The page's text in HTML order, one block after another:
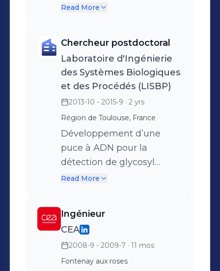
glucidique chez la souris
intestinal
Read More
Chercheur postdoctoral
Laboratoire d'Ingénierie
des Systèmes Biologiques
et des Procédés (LISBP)
2013-10 - 2015-9 · 2 yrs
Région de Toulouse, France
Développement d’une
puce à ADN pour la
détection de glycosyl
hydrolases bactériennes
microbiotes complexes.
Read More
Ingénieur
CEA
2008-9 - 2009-7 · 11 mos
Fontenay aux roses